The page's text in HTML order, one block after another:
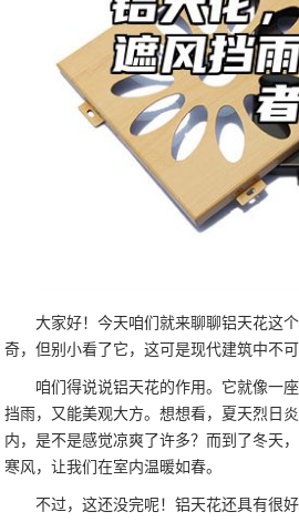
大家好！今天咱们就来聊聊铝天花这
奇，但别小看了它，这可是现代建筑中不可
咱们得说说铝天花的作用。它就像一
挡雨，又能美观大方。想想看，夏天烈日
内，是不是感觉凉爽了许多？而到了冬天
寒风，让我们在室内温暖如春。
不过，这还没完呢！铝天花还具有很